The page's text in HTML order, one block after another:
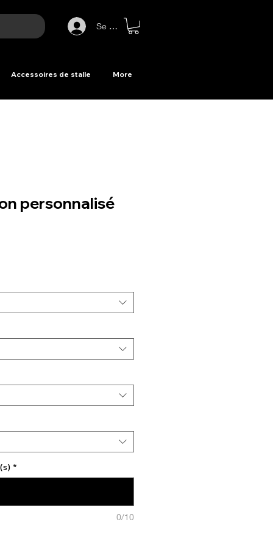
Se connecter
Accessoires de stalle More
personnalisé
*
0/10